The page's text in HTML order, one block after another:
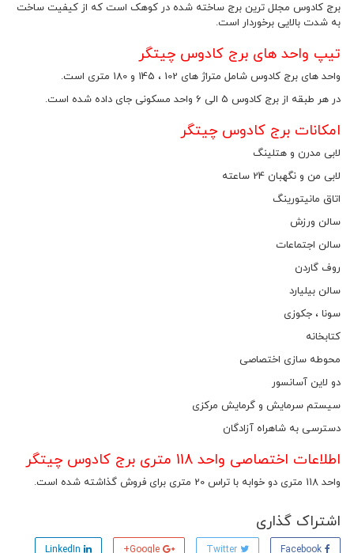
برج کادوس مجلل ترین برج ساخته شده در کوهک است که از کیفیت ساخت
به شدت بالایی برخوردار است.
تیپ واحد های برج کادوس چیتگر
واحد های برج کادوس شامل متراژ های 102 ، 145 و 180 متری است.
در هر طبقه از برج کادوس 5 الی 6 واحد مسکونی جای داده شده است.
امکانات برج کادوس چیتگر
لابی مدرن و هتلینگ
لابی من و نگهبان 24 ساعته
اتاق مانیتورینگ
سالن ورزش
سالن اجتماعات
روف گاردن
سالن بیلیارد
سونا ، جکوزی
کتابخانه
محوطه سازی اختصاصی
دو لاین آسانسور
سیستم سرمایش و گرمایش مرکزی
دسترسی به شاهراه آزادگان
اطلاعات اختصاصی واحد 118 متری برج کادوس چیتگر
واحد 118 متری دو خوابه با تراس 20 متری برای فروش گذاشته شده است.
اشتراک گذاری
Twitter
Google+
LinkedIn